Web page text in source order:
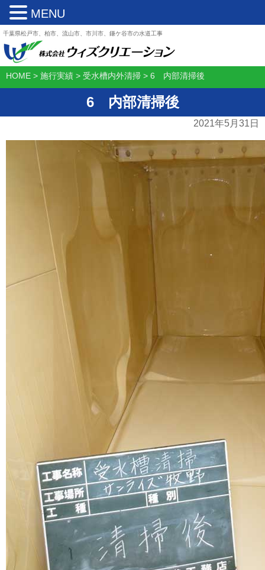
千葉県松戸市、柏市、流山市、市川市、鎌ケ谷市の水道工事
HOME > 施行実績 > 受水槽内外清掃 > 6 内部清掃後
6 内部清掃後
2021年5月31日
MENU